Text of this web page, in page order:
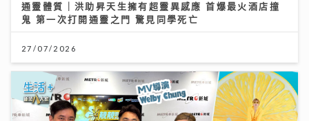
通靈體質｜洪助昇天生擁有超靈異感應 首爆最火酒店撞
鬼 第一次打開通靈之門 驚見同學死亡
27/07/2026